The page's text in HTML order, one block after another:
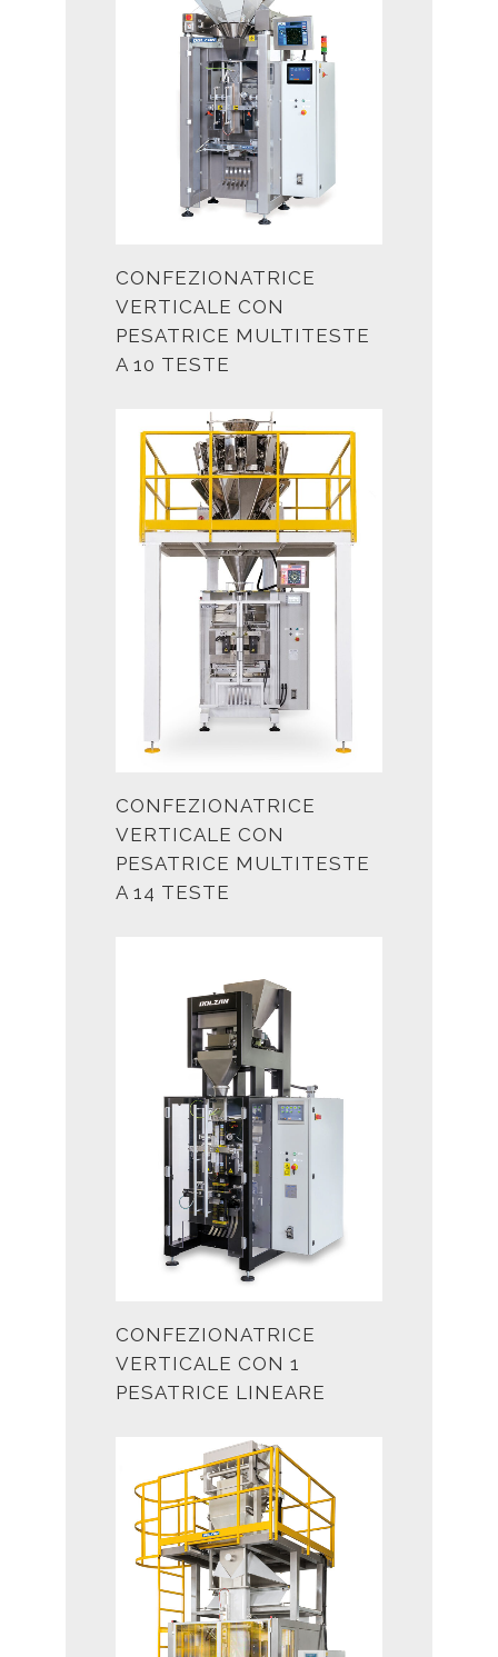
CONFEZIONATRICE
VERTICALE CON
PESATRICE MULTITESTE
A 10 TESTE
CONFEZIONATRICE
VERTICALE CON
PESATRICE MULTITESTE
A 14 TESTE
CONFEZIONATRICE
VERTICALE CON 1
PESATRICE LINEARE